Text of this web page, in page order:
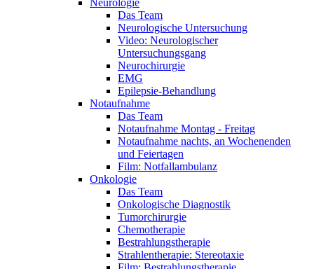
Neurologie
Das Team
Neurologische Untersuchung
Video: Neurologischer
Untersuchungsgang
Neurochirurgie
EMG
Epilepsie-Behandlung
Notaufnahme
Das Team
Notaufnahme Montag - Freitag
Notaufnahme nachts, an Wochenenden
und Feiertagen
Film: Notfallambulanz
Onkologie
Das Team
Onkologische Diagnostik
Tumorchirurgie
Chemotherapie
Bestrahlungstherapie
Strahlentherapie: Stereotaxie